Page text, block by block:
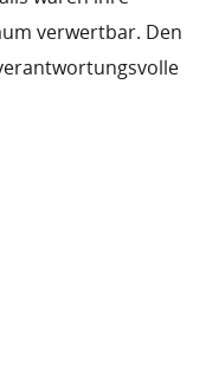
verwertbar. Den